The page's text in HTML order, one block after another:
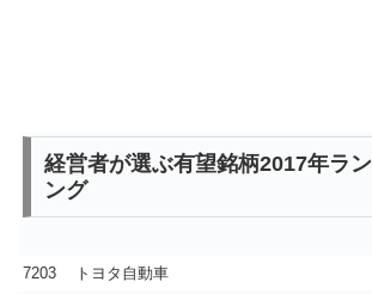
経営者が選ぶ有望銘柄2017年ラ
ング
7203 トヨタ自動車